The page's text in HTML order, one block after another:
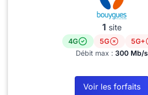
1 site
4G 5G
5G+
Débit max : 300 Mb/s
Voir les forfaits